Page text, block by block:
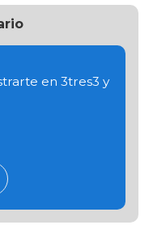
en 3tres3 y